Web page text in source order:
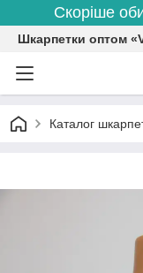
Скоріше
Шкарпетки оптом
Каталог